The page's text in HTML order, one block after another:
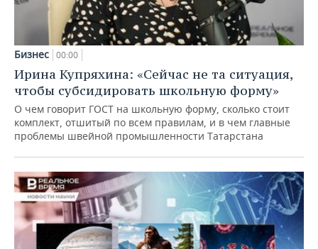
Бизнес 00:00
Ирина Купряхина: «Сейчас не та ситуация,
чтобы субсидировать школьную форму»
О чем говорит ГОСТ на школьную форму, сколько стоит
комплект, отшитый по всем правилам, и в чем главные
проблемы швейной промышленности Татарстана